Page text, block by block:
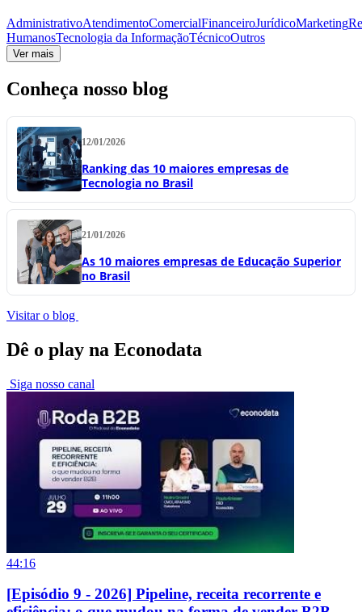
AdministrativoAtendimentoComercialFinanceiroJurídicoMarketing
HumanosTecnologia da InformaçãoTécnicoOutros
Ver mais
Conheça nosso blog
12/01/2026
Ranking das 10 maiores empresas de
Tecnologia no Brasil
21/01/2026
As 10 maiores empresas de Educação Superior
no Brasil
Visitar o blog
Dê o play na Econodata
Siga nosso canal
44:16
[Episódio 9 - 2026] Pipeline, receita recorrente e